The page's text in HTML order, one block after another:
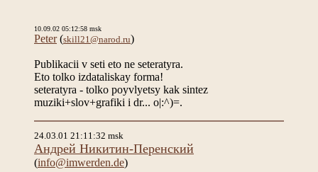
10.09.02 05:12:58 msk
Peter(skill21@narod.ru)
Publikacii v seti eto ne seteratyra.
Eto tolko izdataliskay forma!
seteratyra - tolko poyvlyetsy kak sintez
muziki+slov+grafiki i dr... o|:^)=.
24.03.01 21:11:32 msk
Андрей Никитин-Перенский
(info@imwerden.de)